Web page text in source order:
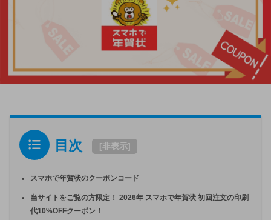
目次 [非表示]
スマホで年賀状のクーポンコード
当サイトをご覧の方限定！ 2026年 スマホで年賀状 初回注文の印刷
代10%OFFクーポン！